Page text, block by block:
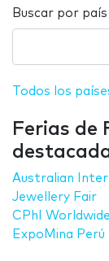
Buscar por país
Todos los
Ferias de
Australian
Jewellery Fair
CPhI Worldwide
ExpoMina Perú